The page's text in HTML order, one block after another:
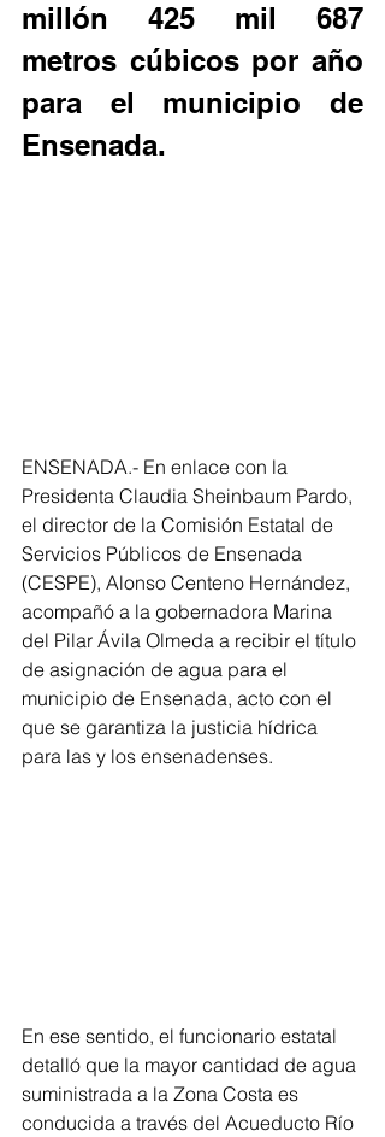
millón 425 mil 687
metros cúbicos por año
para el municipio de
Ensenada.
ENSENADA.- En enlace con la
Presidenta Claudia Sheinbaum Pardo,
el director de la Comisión Estatal de
Servicios Públicos de Ensenada
(CESPE), Alonso Centeno Hernández,
acompañó a la gobernadora Marina
del Pilar Ávila Olmeda a recibir el título
de asignación de agua para el
municipio de Ensenada, acto con el
que se garantiza la justicia hídrica
para las y los ensenadenses.
En ese sentido, el funcionario estatal
detalló que la mayor cantidad de agua
suministrada a la Zona Costa es
conducida a través del Acueducto Río